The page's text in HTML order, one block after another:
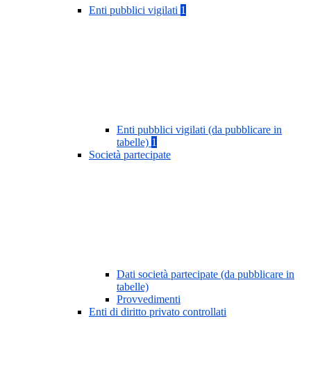
Enti pubblici vigilati 1
Enti pubblici vigilati (da pubblicare in
tabelle) 1
Società partecipate
Dati società partecipate (da pubblicare in
tabelle)
Provvedimenti
Enti di diritto privato controllati